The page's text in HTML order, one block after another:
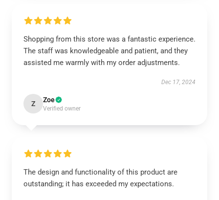
Shopping from this store was a fantastic experience.
The staff was knowledgeable and patient, and they
assisted me warmly with my order adjustments.
Dec 17, 2024
Z Zoe
Verified owner
The design and functionality of this product are
outstanding; it has exceeded my expectations.